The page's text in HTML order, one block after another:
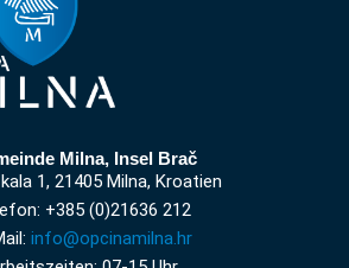
Milna, Insel Brač
1, 21405 Milna, Kroatien
+385 (0)21636 212
info@opcinamilna.hr